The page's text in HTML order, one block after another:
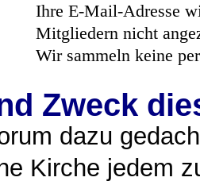
Ihre E-Mail-Adresse
Mitgliedern nicht
Wir sammeln keine
Zweck
dazu
Kirche jedem